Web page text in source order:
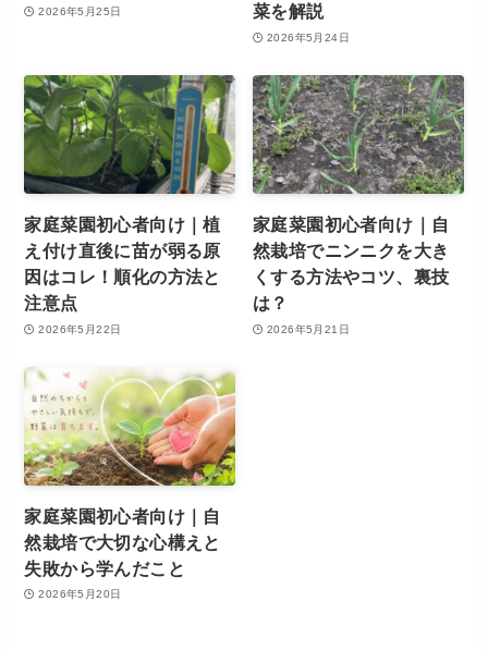
2026年5月25日
菜を解説
2026年5月24日
家庭菜園初心者向け｜植
え付け直後に苗が弱る原
因はコレ！順化の方法と
注意点
2026年5月22日
家庭菜園初心者向け｜自
然栽培でニンニクを大き
くする方法やコツ、裏技
は？
2026年5月21日
家庭菜園初心者向け｜自
然栽培で大切な心構えと
失敗から学んだこと
2026年5月20日